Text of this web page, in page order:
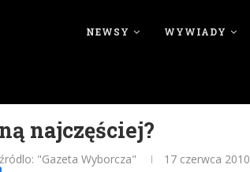
NEWSY WYWIADY
najczęściej?
"Gazeta Wyborcza" 17 czerwca 2010